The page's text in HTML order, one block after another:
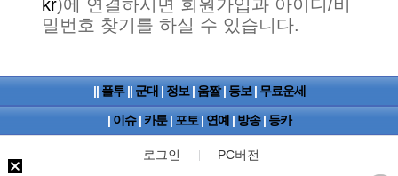
kr)에 연결하시면 회원가입과 아이디/비
밀번호 찾기를 하실 수 있습니다.
|| 플투 || 군대 | 정보 | 움짤 | 등보 | 무료운세
| 이슈 | 카툰 | 포토 | 연예 | 방송 | 등카
로그인 PC버전